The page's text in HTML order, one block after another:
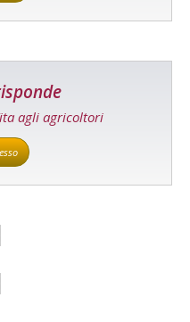
agli agricoltori